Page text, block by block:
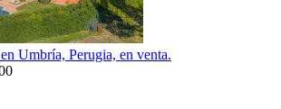
Umbría, Perugia, en venta.